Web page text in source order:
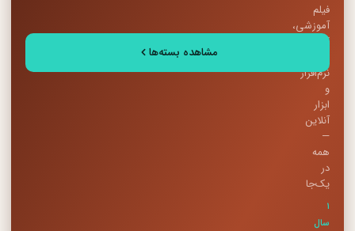
فیلم
آموزشی،
کتاب
نرم‌افزار
و
ابزار
آنلاین
—
همه
در
یک‌جا
۱
سال
مشاهده بسته‌ها